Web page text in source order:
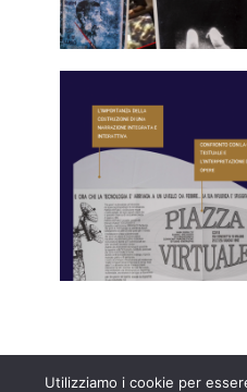
Utilizziamo i cookie per